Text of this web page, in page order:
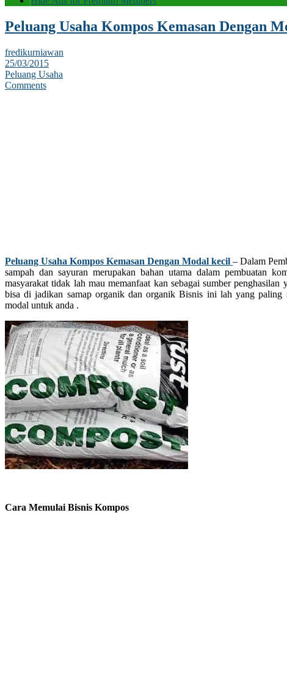
Peluang Usaha Kompos Kemasan Dengan
fredikurniawan
25/03/2015
Peluang Usaha
Comments
Peluang Usaha Kompos Kemasan Dengan Modal kecil – Dalam
sampah dan sayuran merupakan bahan utama dalam pembuatan
masyarakat tidak lah mau memanfaat kan sebagai sumber penghasilan
bisa di jadikan samap organik dan organik Bisnis ini lah yang paling
modal untuk anda .
Cara Memulai Bisnis Kompos